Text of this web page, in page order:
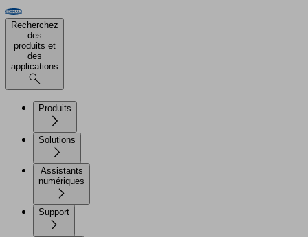
Recherchez
des
produits et
des
applications
Produits
Solutions
Assistants
numériques
Support